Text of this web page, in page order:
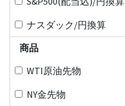
ナスダック/円換算
商品
WTI原油先物
NY金先物